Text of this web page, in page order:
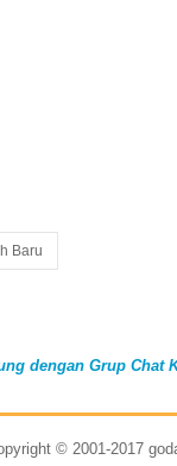
Baru
dengan Grup Chat
© 2001-2017